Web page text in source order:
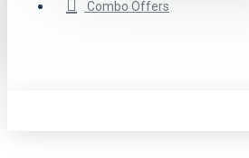
Combo Offers